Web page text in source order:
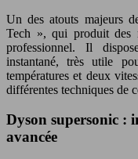
Un des atouts majeurs
Tech », qui produit des
professionnel. Il
instantané, très utile
températures et deux
différentes techniques de
Dyson supersonic :
avancée